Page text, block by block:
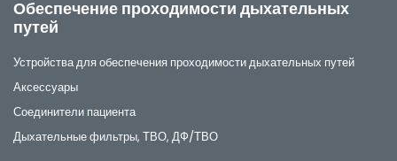
Обеспечение проходимости дыхательных
путей
Устройства для обеспечения проходимости дыхательных путей
Аксессуары
Соединители пациента
Дыхательные фильтры, ТВО, ДФ/ТВО